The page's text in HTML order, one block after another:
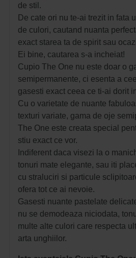
de stil.
De cate ori nu te-ai trezit in fata
de culori, cautand nuanta
exact starea ta de spirit sau
Ei bine, cautarea s-a incheiat!
Cupio The One nu este doar o
semipermanente, ci esenta a
gasesti exact ceea ce ti-ai dorit
Cu o varietate de nuante
texturi variate, gama de oje
The One este creata special
stiu exact ce vor.
Indiferent daca visezi la o
tonuri mate elegante, sau iti
cu straluciri si particule
ofera tot ce ai nevoie.
Gasesti nuante pastelate
nu se demodeaza niciodata,
multe alte culori care respecta
arta unghiilor.